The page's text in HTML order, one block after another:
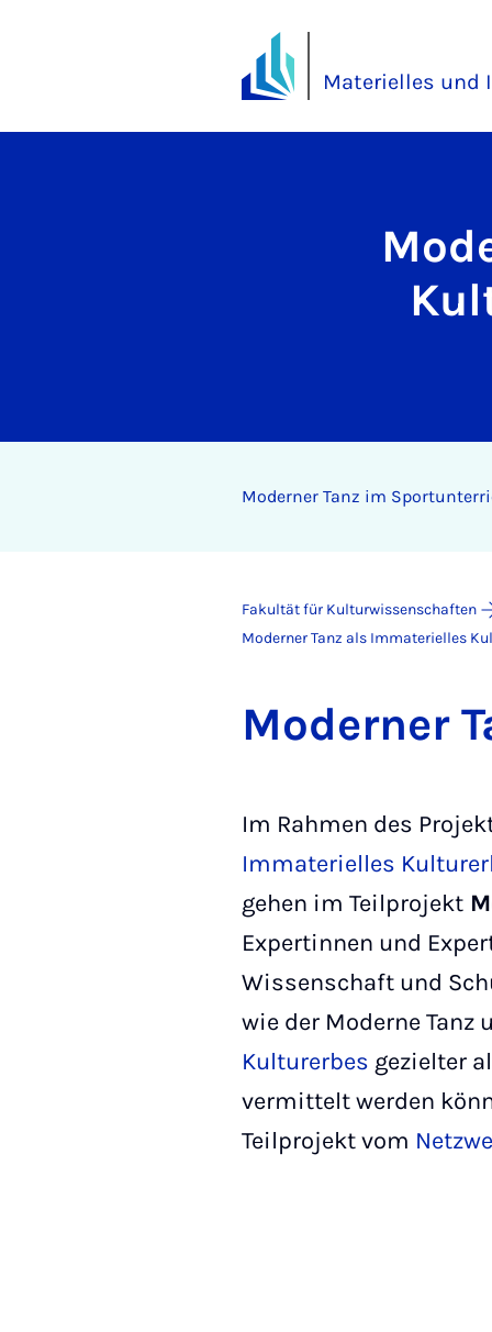
Materielles und
Mo­der­ner Tanz im
Fakultät für Kulturwissenschaften
Moderner Tanz als Immaterielles
Mo­der­ner
Im Rahmen des
Immaterielles
gehen im Teilprojekt
Expertinnen und
Wissenschaft und
wie der Moderne Tanz
Kulturerbes gezielter
vermittelt werden
Teilprojekt vom